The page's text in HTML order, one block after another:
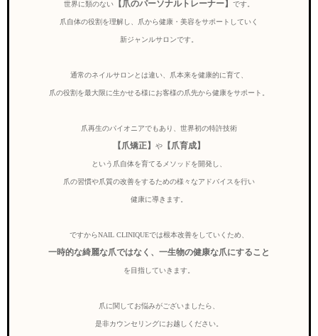
世界に類のない 【爪のパーソナルトレーナー】 です。
爪自体の役割を理解し、爪から健康・美容をサポートしていく
新ジャンルサロンです。
通常のネイルサロンとは違い、爪本来を健康的に育て、
爪の役割を最大限に生かせる様にお客様の爪先から健康をサポート。
爪再生のパイオニアでもあり、世界初の特許技術
【爪矯正】 や 【爪育成】
という爪自体を育てるメソッドを開発し、
爪の習慣や爪質の改善をするための様々なアドバイスを行い
健康に導きます。
ですからNAIL CLINIQUEでは根本改善をしていくため、
一時的な綺麗な爪ではなく、一生物の健康な爪にすること
を目指していきます。
爪に関してお悩みがございましたら、
是非カウンセリングにお越しください。